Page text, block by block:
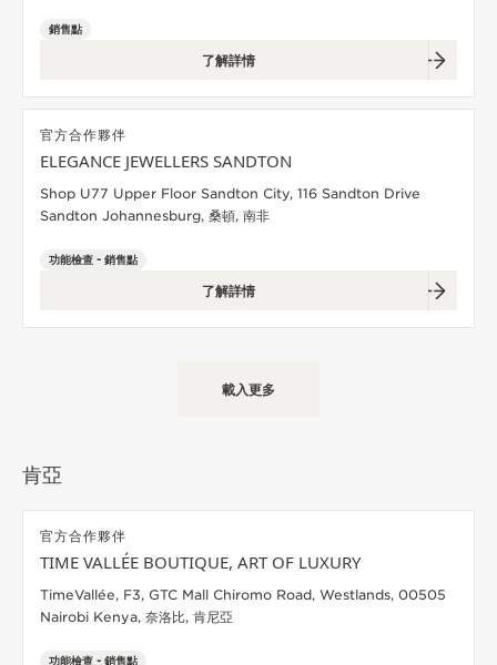
銷售點
了解詳情
官方合作夥伴
ELEGANCE JEWELLERS SANDTON
Shop U77 Upper Floor Sandton City, 116 Sandton Drive
Sandton Johannesburg, 桑頓, 南非
功能檢查 - 銷售點
了解詳情
載入更多
肯亞
官方合作夥伴
TIME VALLÉE BOUTIQUE, ART OF LUXURY
TimeVallée, F3, GTC Mall Chiromo Road, Westlands, 00505
Nairobi Kenya, 奈洛比, 肯尼亞
功能檢查 - 銷售點